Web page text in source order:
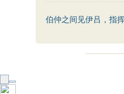
伯仲之间见伊吕，指